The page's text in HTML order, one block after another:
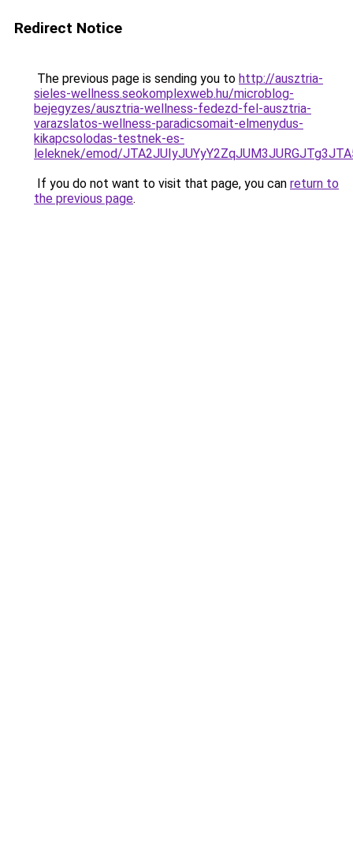
Redirect Notice
The previous page is sending you to http://ausztria-
sieles-wellness.seokomplexweb.hu/microblog-
bejegyzes/ausztria-wellness-fedezd-fel-ausztria-
varazslatos-wellness-paradicsomait-elmenydus-
kikapcsolodas-testnek-es-
leleknek/emod/
If you do not want to visit that page, you can return to
the previous page.